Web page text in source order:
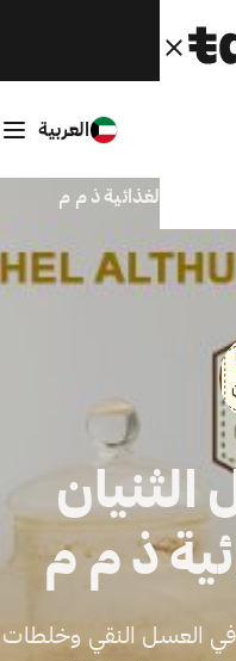
العربية
للمواد الغذائية ذ م م
ذ م م
العسل النقي وخلطات